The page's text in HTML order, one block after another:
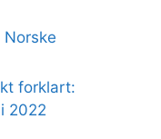
forklart:
2022